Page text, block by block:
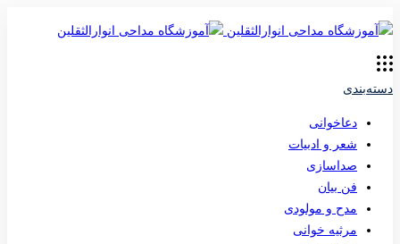
دسته‌بندی
دعاخوانی
شعر و ادبیات
صداسازی
فن بیان
مدح و مولودی
مرثیه خوانی